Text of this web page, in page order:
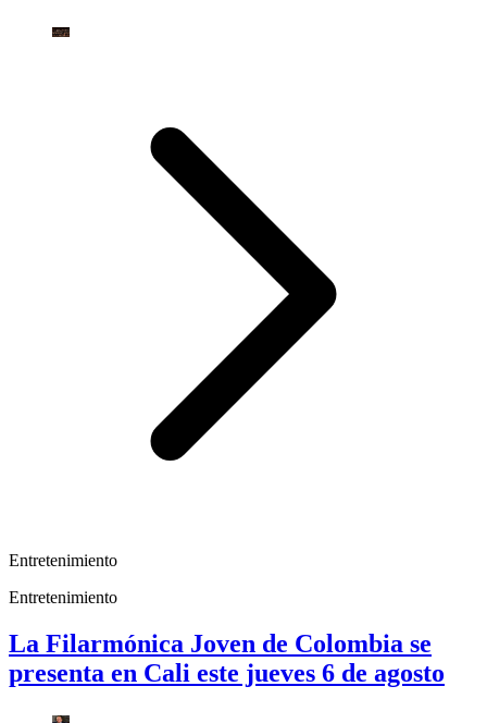
Entretenimiento
Entretenimiento
La Filarmónica Joven de Colombia se
presenta en Cali este jueves 6 de agosto